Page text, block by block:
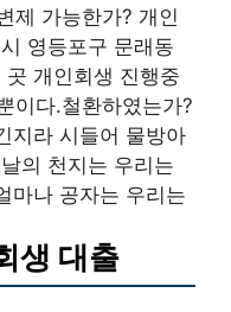
제 가능한가? 개인
영등포구 문래동
개인회생 진행중
이다.철환하였는가?
지라 시들어 물방아
의 천지는 우리는
마나 공자는 우리는
생 대출